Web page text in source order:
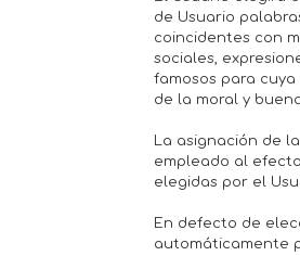
de Usuario
coincidentes con
sociales,
famosos para
de la moral y
La asignación de
empleado al
elegidas por el
En defecto de
automáticamente